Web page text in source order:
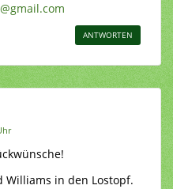
ANTWORTEN
Williams in den Lostopf.